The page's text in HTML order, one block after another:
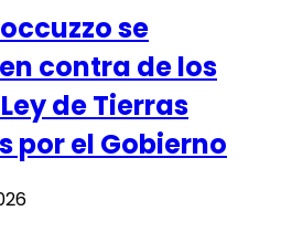
se
contra de los
de Tierras
por el Gobierno